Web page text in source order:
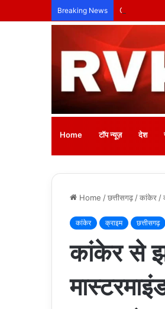
Breaking News
Home टॉप न्यूज़ देश
Home /छत्तीसगढ़ /कांकेर /
कांकेर क्राइम छत्तीसगढ़
कांकेर से